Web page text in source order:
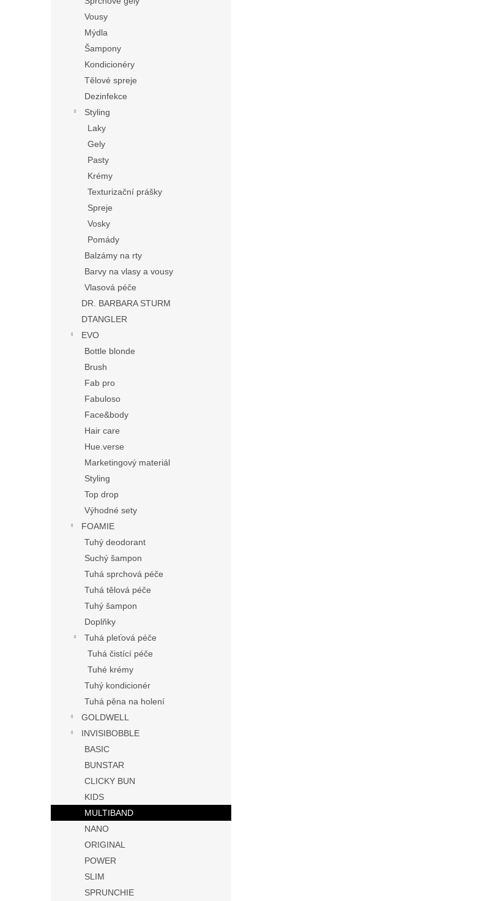
Vousy
Mýdla
Šampony
Kondicionéry
Tělové spreje
Dezinfekce
Styling
Laky
Gely
Pasty
Krémy
Texturizační prášky
Spreje
Vosky
Pomády
Balzámy na rty
Barvy na vlasy a vousy
Vlasová péče
DR. BARBARA STURM
DTANGLER
EVO
Bottle blonde
Brush
Fab pro
Fabuloso
Face&body
Hair care
Hue.verse
Marketingový materiál
Styling
Top drop
Výhodné sety
FOAMIE
Tuhý deodorant
Suchý šampon
Tuhá sprchová péče
Tuhá tělová péče
Tuhý šampon
Doplňky
Tuhá pleťová péče
Tuhá čistící péče
Tuhé krémy
Tuhý kondicionér
Tuhá pěna na holení
GOLDWELL
INVISIBOBBLE
BASIC
BUNSTAR
CLICKY BUN
KIDS
MULTIBAND
NANO
ORIGINAL
POWER
SLIM
SPRUNCHIE